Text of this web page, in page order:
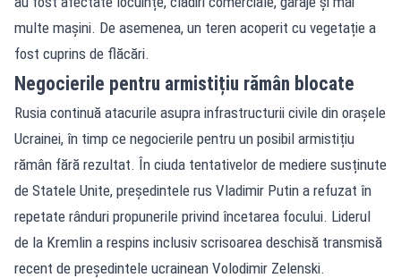
multe mașini. De asemenea, un teren acoperit cu vegetație a
fost cuprins de flăcări.
Negocierile pentru armistițiu rămân blocate
Rusia continuă atacurile asupra infrastructurii civile din orașele
Ucrainei, în timp ce negocierile pentru un posibil armistițiu
rămân fără rezultat. În ciuda tentativelor de mediere susținute
de Statele Unite, președintele rus Vladimir Putin a refuzat în
repetate rânduri propunerile privind încetarea focului. Liderul
de la Kremlin a respins inclusiv scrisoarea deschisă transmisă
recent de președintele ucrainean Volodimir Zelenski.